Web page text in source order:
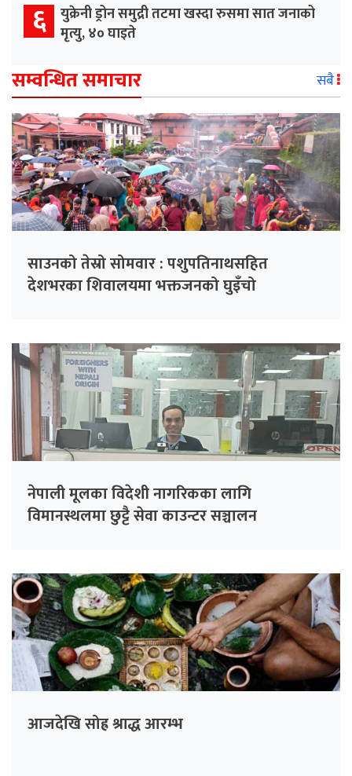
६ युक्रेनी ड्रोन समुद्री तटमा खस्दा रुसमा सात जनाको
मृत्यु, ४० घाइते
सम्वन्धित समाचार सबै
साउनको तेस्रो सोमवार : पशुपतिनाथसहित
देशभरका शिवालयमा भक्तजनको घुइँचो
नेपाली मूलका विदेशी नागरिकका लागि
विमानस्थलमा छुट्टै सेवा काउन्टर सञ्चालन
आजदेखि सोह्र श्राद्ध आरम्भ